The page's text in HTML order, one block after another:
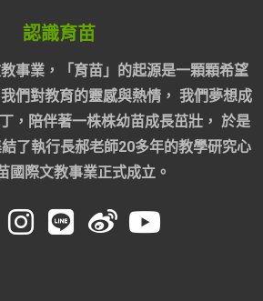
認識育苗
事業，「育苗」的起源是一顆顆希望
們對教育的靈感與熱情， 我們夢想成
，陪伴著一株株幼苗成長茁壯， 於是
了執行長郝老師20多年的教學研究心
國際文教事業正式成立。